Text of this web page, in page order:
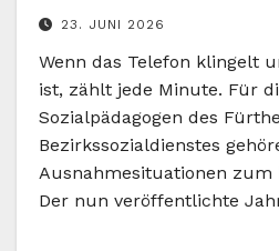
23. JUNI 2026
Wenn das Telefon klingelt
ist, zählt jede Minute. Für
Sozialpädagogen des
Bezirkssozialdienstes
Ausnahmesituationen
Der nun veröffentlichte